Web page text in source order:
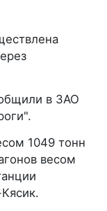
в ЗАО
1049 тонн
весом